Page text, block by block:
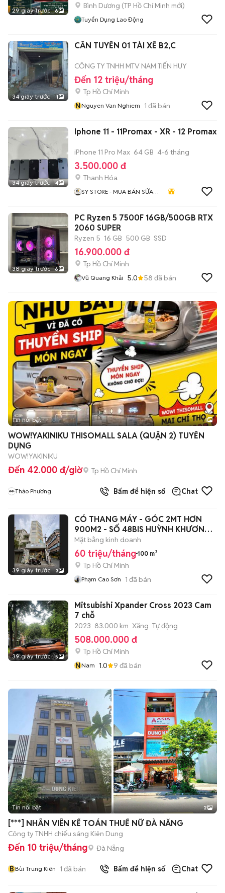
29 giây trước 6
Bình Dương (TP Hồ Chí Minh mới)
Tuyển Dụng Lao Động
34 giây trước 1
CẦN TUYỂN 01 TÀI XẾ B2,C
CÔNG TY TNHH MTV NAM TIẾN HUY
Đến 12 triệu/tháng
Tp Hồ Chí Minh
NNguyen Van Nghiem 1 đã bán
34 giây trước 4
Iphone 11 - 11Promax - XR - 12 Promax
iPhone 11 Pro Max 64 GB 4-6 tháng
3.500.000 đ
Thanh Hóa
SY STORE - MUA BÁN SỬA
38 giây trước 6
PC Ryzen 5 7500F 16GB/500GB RTX
2060 SUPER
Ryzen 5 16 GB 500 GB SSD
16.900.000 đ
Tp Hồ Chí Minh
Vũ Quang Khải 5.0 58 đã bán
Tin nổi bật 1
WOW!YAKINIKU THISOMALL SALA (QUẬN 2) TUYỂN
DỤNG
WOW!YAKINIKU
Đến 42.000 đ/giờ Tp Hồ Chí Minh
Thảo Phương Bấm để hiện số Chat
39 giây trước 3
CÓ THANG MÁY - GÓC 2MT HƠN
900M2 - SỐ 48BIS HUỲNH KHƯƠNG
NINH, QUẬN 1
Mặt bằng kinh doanh
60 triệu/tháng 100 m²
Tp Hồ Chí Minh
Phạm Cao Sơn 1 đã bán
39 giây trước 5
Mitsubishi Xpander Cross 2023 Cam
7 chỗ
2023 83.000 km Xăng Tự động
508.000.000 đ
Tp Hồ Chí Minh
NNam 1.0 9 đã bán
Tin nổi bật 2
[***] NHÂN VIÊN KẾ TOÁN THUẾ NỮ ĐÀ NẴNG
Công ty TNHH chiếu sáng Kiên Dung
Đến 10 triệu/tháng Đà Nẵng
BBùi Trung Kiên 1 đã bán Bấm để hiện số Chat